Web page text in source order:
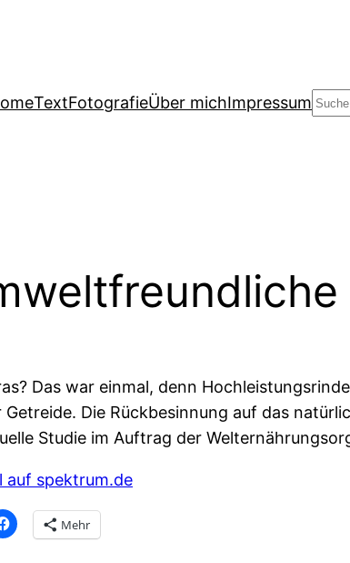
TextFotografieÜber michImpressum Suche
Das war einmal, denn
Getreide. Die Rückbesinnung auf das
Studie im Auftrag der
auf spektrum.de
Mehr